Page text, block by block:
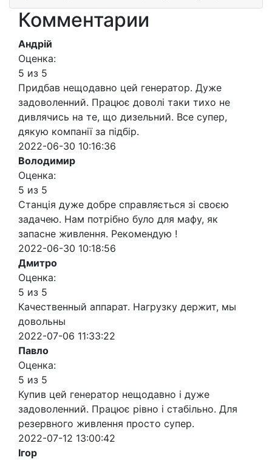
Комментарии
Андрій
Оценка:
5 из 5
Придбав нещодавно цей генератор. Дуже
задоволенний. Працює доволі таки тихо не
дивлячись на те, що дизельний. Все супер,
дякую компанії за підбір.
2022-06-30 10:16:36
Володимир
Оценка:
5 из 5
Станція дуже добре справляється зі своєю
задачею. Нам потрібно було для мафу, як
запасне живлення. Рекомендую !
2022-06-30 10:18:56
Дмитро
Оценка:
5 из 5
Качественный аппарат. Нагрузку держит, мы
довольны
2022-07-06 11:33:22
Павло
Оценка:
5 из 5
Купив цей генератор нещодавно і дуже
задоволенний. Працює рівно і стабільно. Для
резервного живлення просто супер.
2022-07-12 13:00:42
Ігор